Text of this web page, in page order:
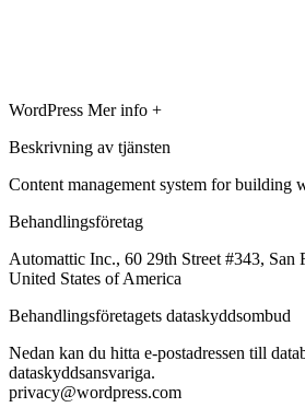
WordPress Mer info +
Beskrivning av tjänsten
Content management system for building
Behandlingsföretag
Automattic Inc., 60 29th Street #343, San
United States of America
Behandlingsföretagets dataskyddsombud
Nedan kan du hitta e-postadressen till
dataskyddsansvariga.
privacy@wordpress.com